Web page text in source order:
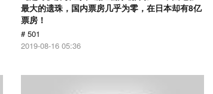
最大的遗珠，国内票房几乎为零，在日本却有8亿
票房！
# 501
2019-08-16 05:36